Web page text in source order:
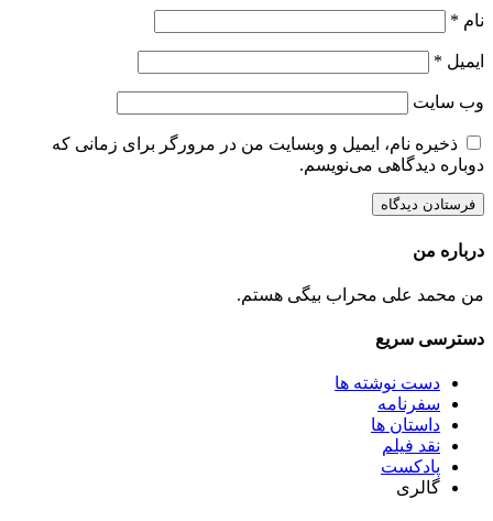
نام *
ایمیل *
وب‌ سایت
ذخیره نام، ایمیل و وبسایت من در مرورگر برای زمانی که
دوباره دیدگاهی می‌نویسم.
درباره من
من محمد علی محراب بیگی هستم.
دسترسی سریع
دست نوشته ها
سفرنامه
داستان ها
نقد فیلم
پادکست
گالری